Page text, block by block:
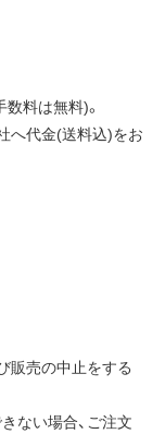
料は無料)。
へ代金(送料込)をお
販売の中止をする
ない場合、ご注文